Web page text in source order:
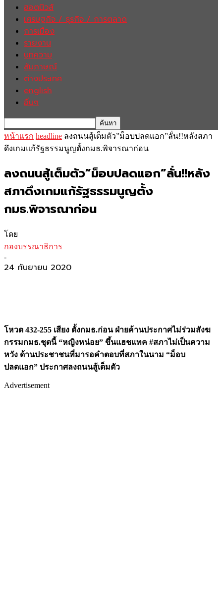
ฮอตนิวส์
เศรษฐกิจ / ธุรกิจ / การตลาด
การเมือง
รายงาน
บทความ
สัมภาษณ์
ต่างประเทศ
english
อื่นๆ
หน้าแรก headline ลงถนนสู้เต็มตัว”ม็อบปลดแอก”ลั่น!!หลังสภา
ดึงเกมแก้รัฐธรรมนูญตั้งกมธ.พิจารณาก่อน
ลงถนนสู้เต็มตัว”ม็อบปลดแอก”ลั่น!!หลัง
สภาดึงเกมแก้รัฐธรรมนูญตั้ง
กมธ.พิจารณาก่อน
โดย
กองบรรณาธิการ
-
24 กันยายน 2020
โหวต 432-255 เสียง ตั้งกมธ.ก่อน ฝ่ายค้านประกาศไม่ร่วมสังฆ
กรรมกมธ.ชุดนี้ “หญิงหน่อย” ขึ้นแฮชแทค #สภาไม่เป็นความ
หวัง ด้านประชาชนที่มารอคำตอบที่สภาในนาม “ม็อบ
ปลดแอก” ประกาศลงถนนสู้เต็มตัว
Advertisement